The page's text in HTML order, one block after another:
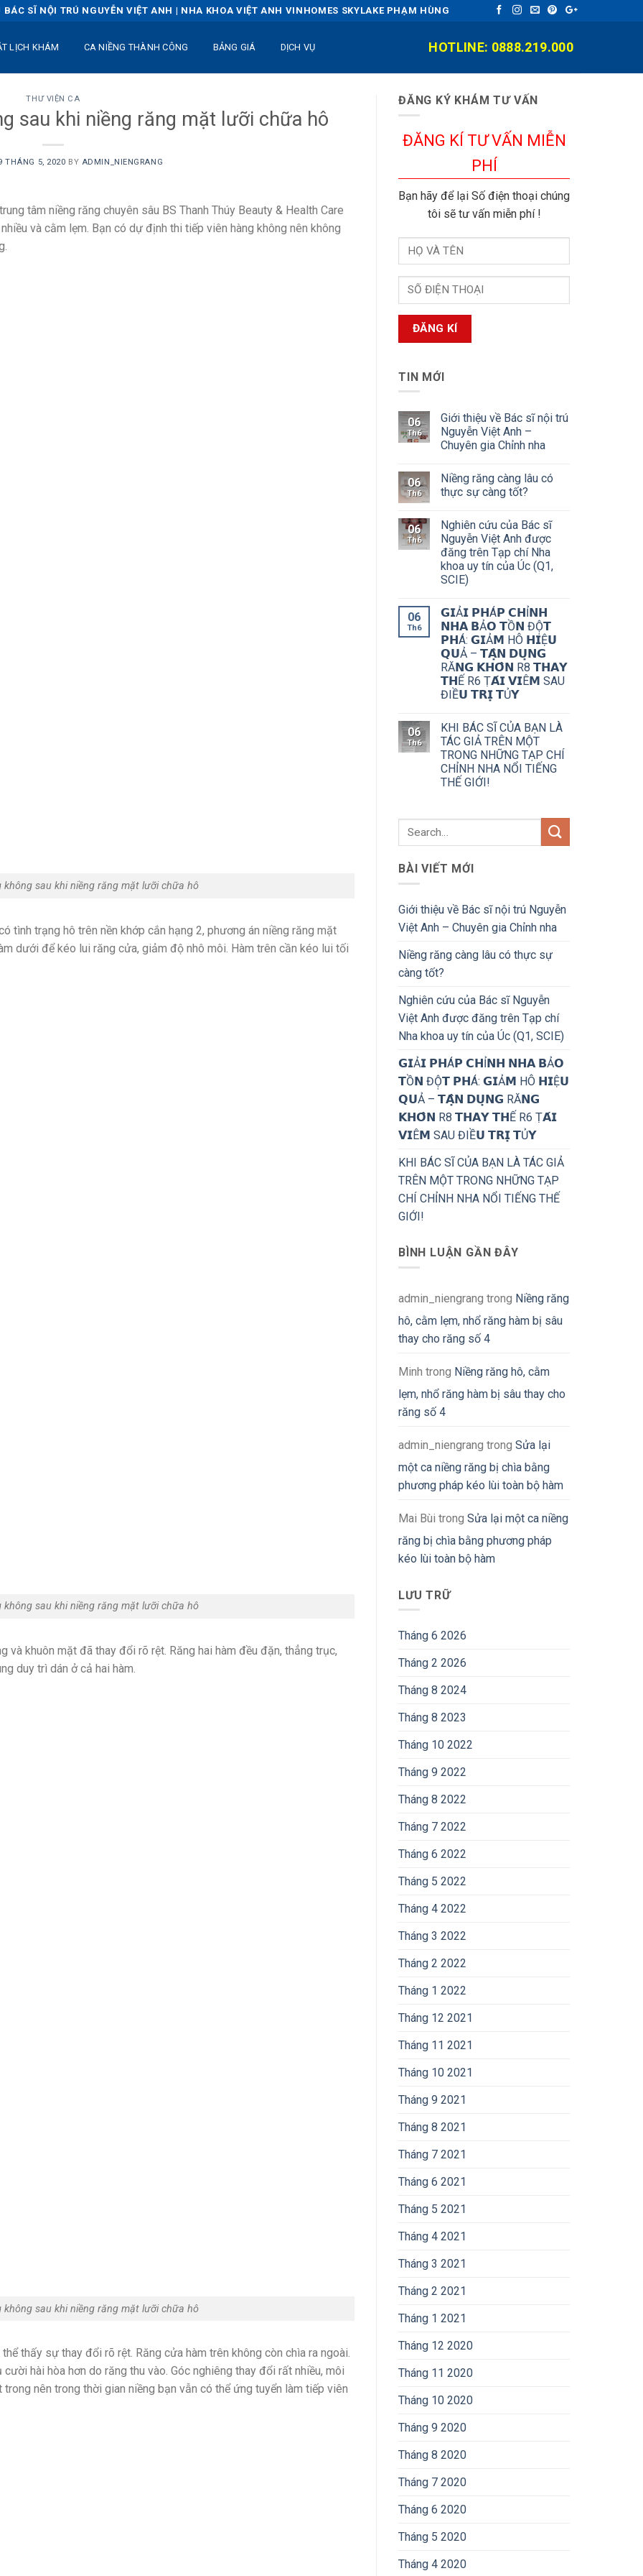
SĨ NỘI TRÚ NGUYỄN VIỆT ANH | NHA KHOA VIỆT ANH VINHOMES SKYLAKE PHẠM HÙNG
LỊCH KHÁM CA NIỀNG THÀNH CÔNG BẢNG GIÁ DỊCH VỤ HOTLINE: 0888.219.000
THƯ VIỆN CA
sau khi niềng răng mặt lưỡi chữa hô
THÁNG 5, 2020 BY ADMIN_NIENGRANG
tâm niềng răng chuyên sâu BS Thanh Thúy Beauty & Health Care
và cằm lẹm. Bạn có dự định thi tiếp viên hàng không nên không
không sau khi niềng răng mặt lưỡi chữa hô
tình trạng hô trên nền khớp cắn hạng 2, phương án niềng răng mặt
dưới để kéo lui răng cửa, giảm độ nhô môi. Hàm trên cần kéo lui tối
không sau khi niềng răng mặt lưỡi chữa hô
và khuôn mặt đã thay đổi rõ rệt. Răng hai hàm đều đặn, thẳng trục,
duy trì dán ở cả hai hàm.
không sau khi niềng răng mặt lưỡi chữa hô
thấy sự thay đổi rõ rệt. Răng cửa hàm trên không còn chìa ra ngoài.
hài hòa hơn do răng thu vào. Góc nghiêng thay đổi rất nhiều, môi
nên trong thời gian niềng bạn vẫn có thể ứng tuyển làm tiếp viên
ĐĂNG KÝ KHÁM TƯ VẤN
ĐĂNG KÍ TƯ VẤN MIỄN
PHÍ
Bạn hãy để lại Số điện thoại chúng
tôi sẽ tư vấn miễn phí !
TIN MỚI
06
Th6
Giới thiệu về Bác sĩ nội trú
Nguyễn Việt Anh –
Chuyên gia Chỉnh nha
06
Th6
Niềng răng càng lâu có
thực sự càng tốt?
06
Th6
Nghiên cứu của Bác sĩ
Nguyễn Việt Anh được
đăng trên Tạp chí Nha
khoa uy tín của Úc (Q1,
SCIE)
06
Th6
𝗚𝗜Ả𝗜 𝗣𝗛Á𝗣 𝗖𝗛Ỉ𝗡𝗛
𝗡𝗛𝗔 𝗕Ả𝗢 𝗧Ồ𝗡 ĐỘ̣𝗧
𝗣𝗛Á: 𝗚𝗜Ả𝗠 HÔ 𝗛𝗜Ệ𝗨
𝗤𝗨Ả – 𝗧𝗔̣̂𝗡 𝗗𝗨̣𝗡𝗚
RĂ𝗡𝗚 𝗞𝗛𝗢̂𝗡 R8 𝗧𝗛𝗔𝗬
𝗧𝗛Ế R6 Ṭ𝗔́𝗜 𝗩𝗜Ê𝗠 SAU
ĐIỀ𝗨 𝗧𝗥𝗜̣ 𝗧Ủ𝗬
06
Th6
KHI BÁC SĨ CỦA BẠN LÀ
TÁC GIẢ TRÊN MỘT
TRONG NHỮNG TẠP CHÍ
CHỈNH NHA NỔI TIẾNG
THẾ GIỚI!
BÀI VIẾT MỚI
Giới thiệu về Bác sĩ nội trú Nguyễn
Việt Anh – Chuyên gia Chỉnh nha
Niềng răng càng lâu có thực sự
càng tốt?
Nghiên cứu của Bác sĩ Nguyễn
Việt Anh được đăng trên Tạp chí
Nha khoa uy tín của Úc (Q1, SCIE)
𝗚𝗜Ả𝗜 𝗣𝗛Á𝗣 𝗖𝗛Ỉ𝗡𝗛 𝗡𝗛𝗔 𝗕Ả𝗢
𝗧Ồ𝗡 ĐỘ̣𝗧 𝗣𝗛Á: 𝗚𝗜Ả𝗠 HÔ 𝗛𝗜Ệ𝗨
𝗤𝗨Ả – 𝗧𝗔̣̂𝗡 𝗗𝗨̣𝗡𝗚 RĂ𝗡𝗚
𝗞𝗛𝗢̂𝗡 R8 𝗧𝗛𝗔𝗬 𝗧𝗛Ế R6 Ṭ𝗔́𝗜
𝗩𝗜Ê𝗠 SAU ĐIỀ𝗨 𝗧𝗥𝗜̣ 𝗧Ủ𝗬
KHI BÁC SĨ CỦA BẠN LÀ TÁC GIẢ
TRÊN MỘT TRONG NHỮNG TẠP
CHÍ CHỈNH NHA NỔI TIẾNG THẾ
GIỚI!
BÌNH LUẬN GẦN ĐÂY
admin_niengrang trong Niềng răng
hô, cằm lẹm, nhổ răng hàm bị sâu
thay cho răng số 4
Minh trong Niềng răng hô, cằm
lẹm, nhổ răng hàm bị sâu thay cho
răng số 4
admin_niengrang trong Sửa lại
một ca niềng răng bị chìa bằng
phương pháp kéo lùi toàn bộ hàm
Mai Bùi trong Sửa lại một ca niềng
răng bị chìa bằng phương pháp
kéo lùi toàn bộ hàm
LƯU TRỮ
Tháng 6 2026
Tháng 2 2026
Tháng 8 2024
Tháng 8 2023
Tháng 10 2022
Tháng 9 2022
Tháng 8 2022
Tháng 7 2022
Tháng 6 2022
Tháng 5 2022
Tháng 4 2022
Tháng 3 2022
Tháng 2 2022
Tháng 1 2022
Tháng 12 2021
Tháng 11 2021
Tháng 10 2021
Tháng 9 2021
Tháng 8 2021
Tháng 7 2021
Tháng 6 2021
Tháng 5 2021
Tháng 4 2021
Tháng 3 2021
Tháng 2 2021
Tháng 1 2021
Tháng 12 2020
Tháng 11 2020
Tháng 10 2020
Tháng 9 2020
Tháng 8 2020
Tháng 7 2020
Tháng 6 2020
Tháng 5 2020
Tháng 4 2020